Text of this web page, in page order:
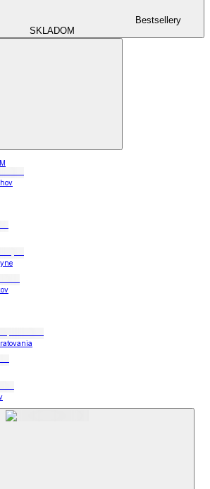
Bestsellery
SKLADOM